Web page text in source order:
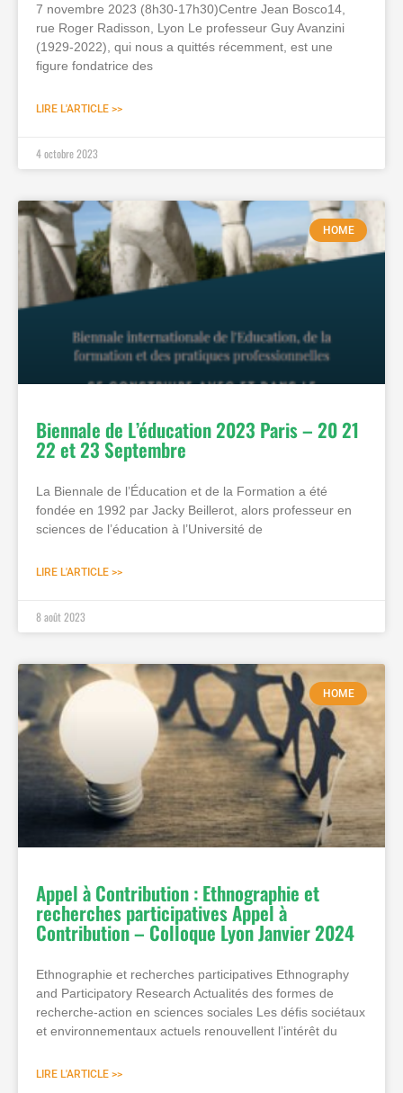
7 novembre 2023 (8h30-17h30)Centre Jean Bosco14,
rue Roger Radisson, Lyon Le professeur Guy Avanzini
(1929-2022), qui nous a quittés récemment, est une
figure fondatrice des
LIRE L'ARTICLE >>
4 octobre 2023
HOME
Biennale de L’éducation 2023 Paris – 20 21
22 et 23 Septembre
La Biennale de l’Éducation et de la Formation a été
fondée en 1992 par Jacky Beillerot, alors professeur en
sciences de l’éducation à l’Université de
LIRE L'ARTICLE >>
8 août 2023
HOME
Appel à Contribution : Ethnographie et
recherches participatives Appel à
Contribution – Colloque Lyon Janvier 2024
Ethnographie et recherches participatives Ethnography
and Participatory Research Actualités des formes de
recherche-action en sciences sociales Les défis sociétaux
et environnementaux actuels renouvellent l’intérêt du
LIRE L'ARTICLE >>